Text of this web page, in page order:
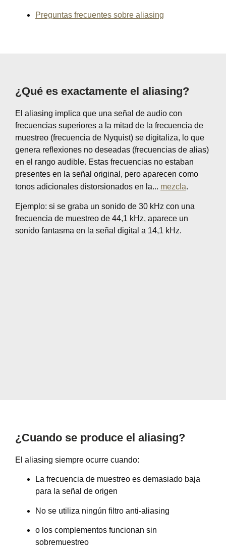
Preguntas frecuentes sobre aliasing
¿Qué es exactamente el aliasing?
El aliasing implica que una señal de audio con
frecuencias superiores a la mitad de la frecuencia de
muestreo (frecuencia de Nyquist) se digitaliza, lo que
genera reflexiones no deseadas (frecuencias de alias)
en el rango audible. Estas frecuencias no estaban
presentes en la señal original, pero aparecen como
tonos adicionales distorsionados en la... mezcla.
Ejemplo: si se graba un sonido de 30 kHz con una
frecuencia de muestreo de 44,1 kHz, aparece un
sonido fantasma en la señal digital a 14,1 kHz.
¿Cuando se produce el aliasing?
El aliasing siempre ocurre cuando:
La frecuencia de muestreo es demasiado baja
para la señal de origen
No se utiliza ningún filtro anti-aliasing
o los complementos funcionan sin
sobremuestreo